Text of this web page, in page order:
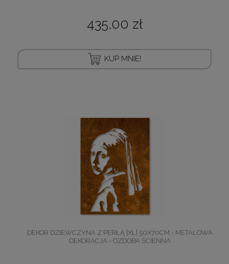
435,00 zł
KUP MNIE!
DEKOR DZIEWCZYNA Z PERŁĄ [XL] 50X70CM - METALOWA
DEKORACJA - OZDOBA ŚCIENNA